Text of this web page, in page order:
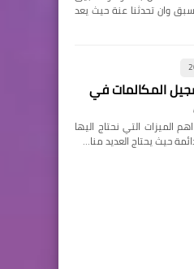
وان تحدثنا عنة حيث يعد
المكالمات في
الميزات التي نحتاج اليها
حيث يحتاج العديد منا…